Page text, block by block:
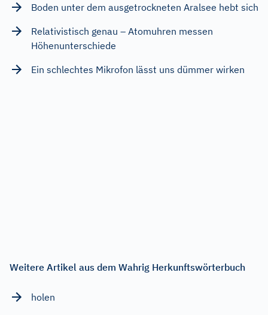
Boden unter dem ausgetrockneten Aralsee hebt sich
Relativistisch genau – Atomuhren messen
Höhenunterschiede
Ein schlechtes Mikrofon lässt uns dümmer wirken
Weitere Artikel aus dem Wahrig Herkunftswörterbuch
holen